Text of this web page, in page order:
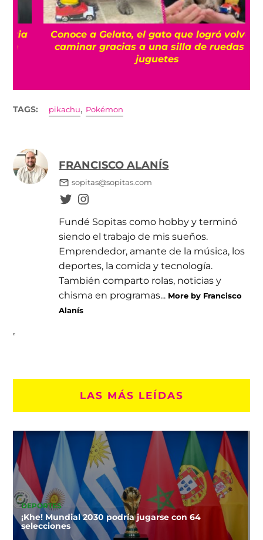
Conoce a Gelato, el gato que logró volver a
caminar gracias a una silla de ruedas de
juguetes
TAGS: pikachu, Pokémon
FRANCISCO ALANÍS
sopitas@sopitas.com
Fundé Sopitas como hobby y terminó
siendo el trabajo de mis sueños.
Emprendedor, amante de la música, los
deportes, la comida y tecnología.
También comparto rolas, noticias y
chisma en programas... More by Francisco
Alanís
LAS MÁS LEÍDAS
DEPORTES
¡Khe! Mundial 2030 podría jugarse con 64
selecciones